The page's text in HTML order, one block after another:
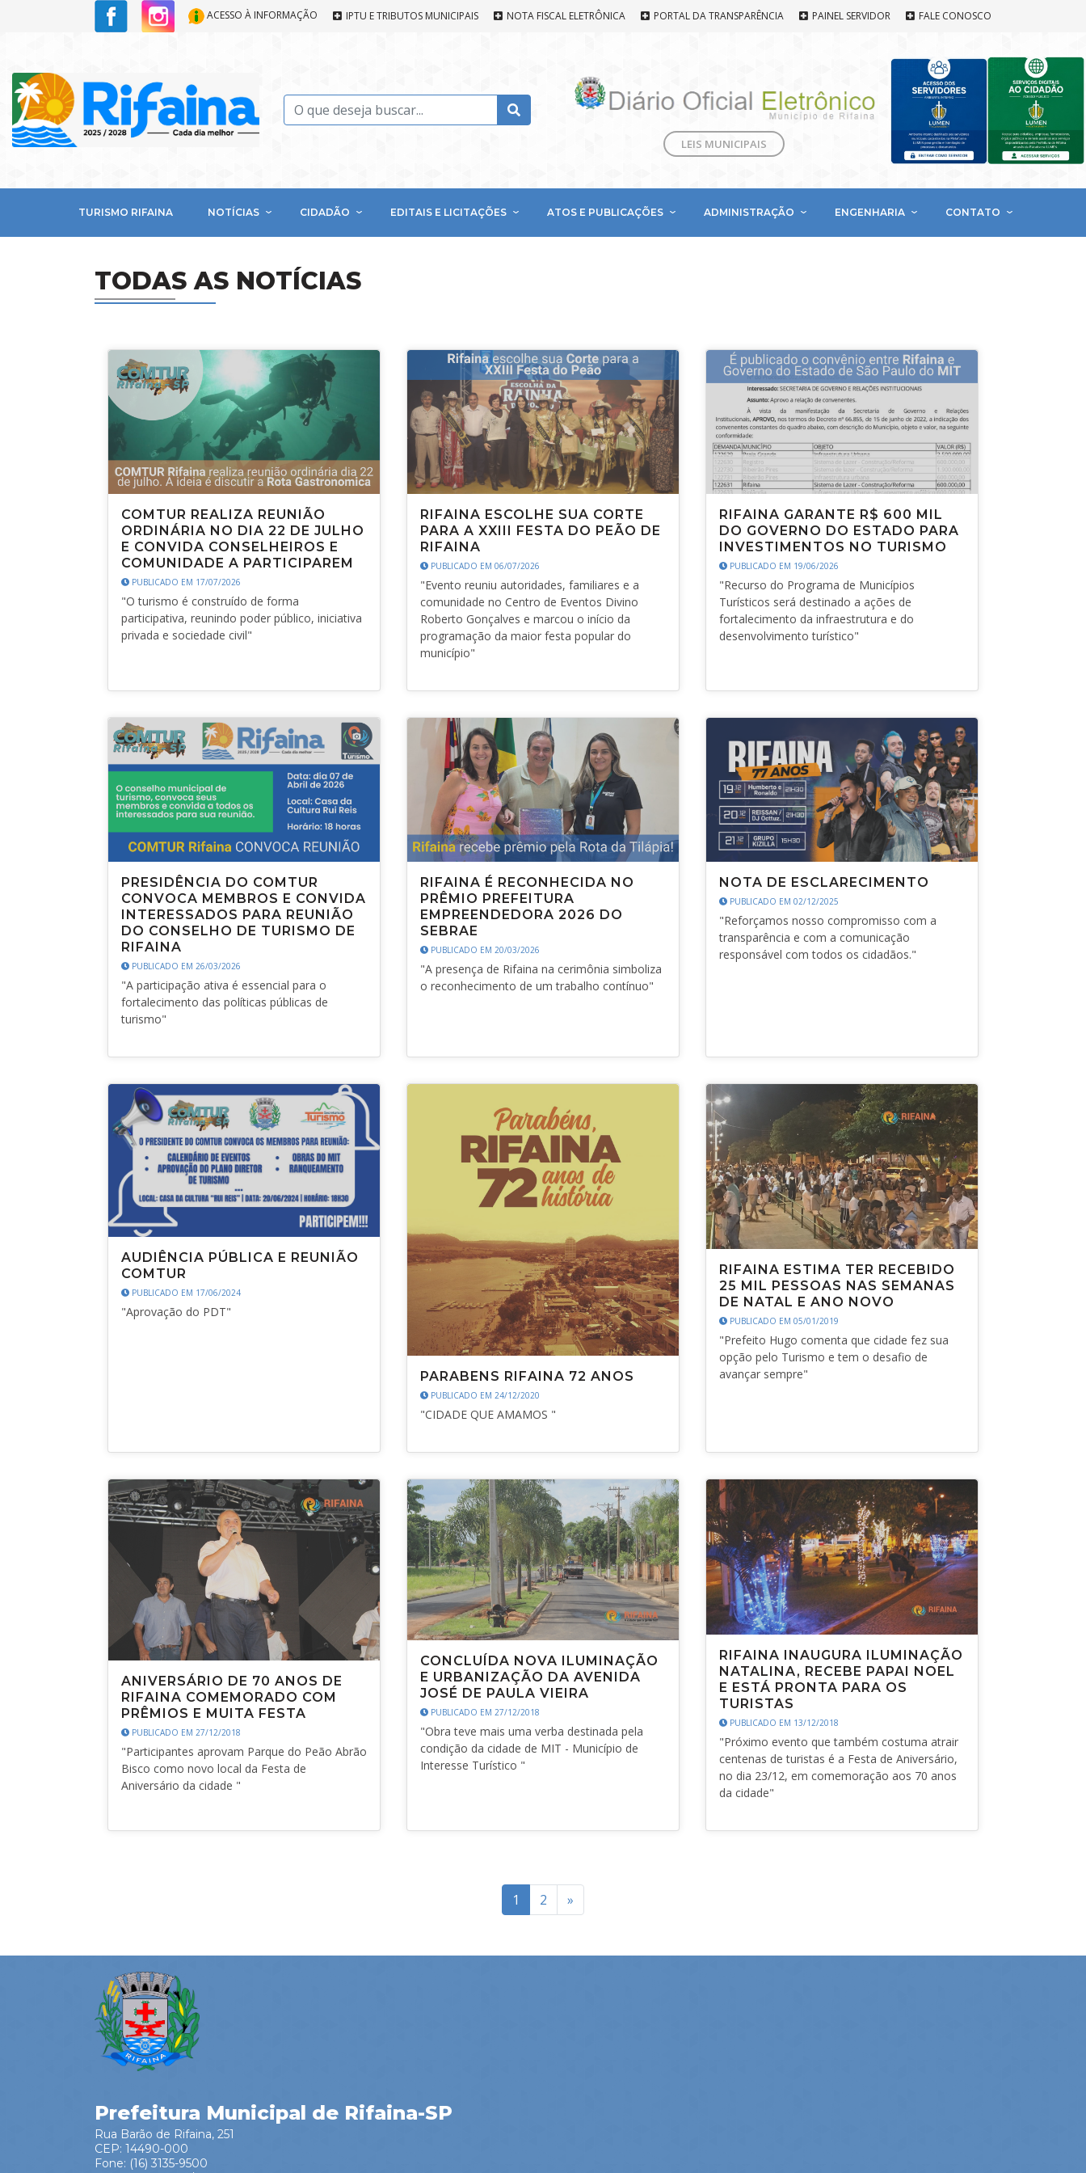
ACESSO À INFORMAÇÃO IPTU E TRIBUTOS MUNICIPAIS NOTA FISCAL ELETRÔNICA PORTAL DA TRANSPARÊNCIA PAINEL SERVIDOR FALE CONOSCO
LEIS MUNICIPAIS
TURISMO RIFAINA NOTÍCIAS CIDADÃO EDITAIS E LICITAÇÕES ATOS E PUBLICAÇÕES ADMINISTRAÇÃO ENGENHARIA CONTATO
TODAS AS NOTÍCIAS
COMTUR REALIZA REUNIÃO
ORDINÁRIA NO DIA 22 DE JULHO
E CONVIDA CONSELHEIROS E
COMUNIDADE A PARTICIPAREM
PUBLICADO EM 17/07/2026
"O turismo é construído de forma
participativa, reunindo poder público, iniciativa
privada e sociedade civil"
RIFAINA ESCOLHE SUA CORTE
PARA A XXIII FESTA DO PEÃO DE
RIFAINA
PUBLICADO EM 06/07/2026
"Evento reuniu autoridades, familiares e a
comunidade no Centro de Eventos Divino
Roberto Gonçalves e marcou o início da
programação da maior festa popular do
município"
RIFAINA GARANTE R$ 600 MIL
DO GOVERNO DO ESTADO PARA
INVESTIMENTOS NO TURISMO
PUBLICADO EM 19/06/2026
"Recurso do Programa de Municípios
Turísticos será destinado a ações de
fortalecimento da infraestrutura e do
desenvolvimento turístico"
PRESIDÊNCIA DO COMTUR
CONVOCA MEMBROS E CONVIDA
INTERESSADOS PARA REUNIÃO
DO CONSELHO DE TURISMO DE
RIFAINA
PUBLICADO EM 26/03/2026
"A participação ativa é essencial para o
fortalecimento das políticas públicas de
turismo"
RIFAINA É RECONHECIDA NO
PRÊMIO PREFEITURA
EMPREENDEDORA 2026 DO
SEBRAE
PUBLICADO EM 20/03/2026
"A presença de Rifaina na cerimônia simboliza
o reconhecimento de um trabalho contínuo"
NOTA DE ESCLARECIMENTO
PUBLICADO EM 02/12/2025
"Reforçamos nosso compromisso com a
transparência e com a comunicação
responsável com todos os cidadãos."
AUDIÊNCIA PÚBLICA E REUNIÃO
COMTUR
PUBLICADO EM 17/06/2024
"Aprovação do PDT"
PARABENS RIFAINA 72 ANOS
PUBLICADO EM 24/12/2020
"CIDADE QUE AMAMOS "
RIFAINA ESTIMA TER RECEBIDO
25 MIL PESSOAS NAS SEMANAS
DE NATAL E ANO NOVO
PUBLICADO EM 05/01/2019
"Prefeito Hugo comenta que cidade fez sua
opção pelo Turismo e tem o desafio de
avançar sempre"
ANIVERSÁRIO DE 70 ANOS DE
RIFAINA COMEMORADO COM
PRÊMIOS E MUITA FESTA
PUBLICADO EM 27/12/2018
"Participantes aprovam Parque do Peão Abrão
Bisco como novo local da Festa de
Aniversário da cidade "
CONCLUÍDA NOVA ILUMINAÇÃO
E URBANIZAÇÃO DA AVENIDA
JOSÉ DE PAULA VIEIRA
PUBLICADO EM 27/12/2018
"Obra teve mais uma verba destinada pela
condição da cidade de MIT - Município de
Interesse Turístico "
RIFAINA INAUGURA ILUMINAÇÃO
NATALINA, RECEBE PAPAI NOEL
E ESTÁ PRONTA PARA OS
TURISTAS
PUBLICADO EM 13/12/2018
"Próximo evento que também costuma atrair
centenas de turistas é a Festa de Aniversário,
no dia 23/12, em comemoração aos 70 anos
da cidade"
1 2 »
Prefeitura Municipal de Rifaina-SP
Rua Barão de Rifaina, 251
CEP: 14490-000
Fone: (16) 3135-9500